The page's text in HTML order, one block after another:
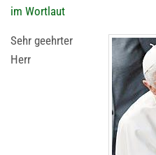
im Wortlaut
Sehr geehrter
Herr